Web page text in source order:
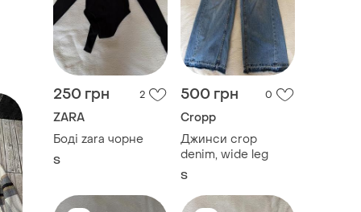
250 грн 2
ZARA
Боді zara чорне
S
500 грн 0
Cropp
Джинси crop
denim, wide leg
S